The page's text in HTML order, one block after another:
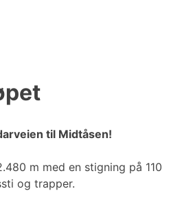
til Midtåsen!
m med en stigning på 110
og trapper.